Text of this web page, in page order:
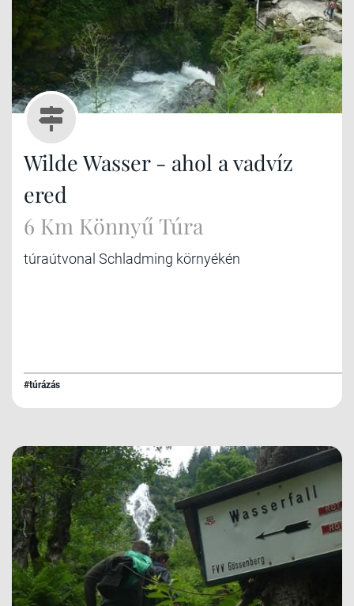
Wilde Wasser - ahol a vadvíz
ered
6 Km Könnyű Túra
túraútvonal Schladming környékén
#túrázás